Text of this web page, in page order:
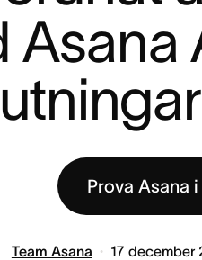
Asana
Prova Asana
Team Asana 17 december